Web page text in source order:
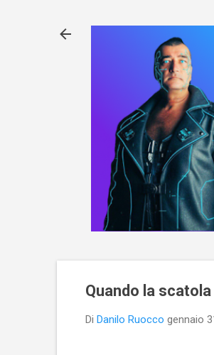
Quando la
Di Danilo Ruocco gennaio